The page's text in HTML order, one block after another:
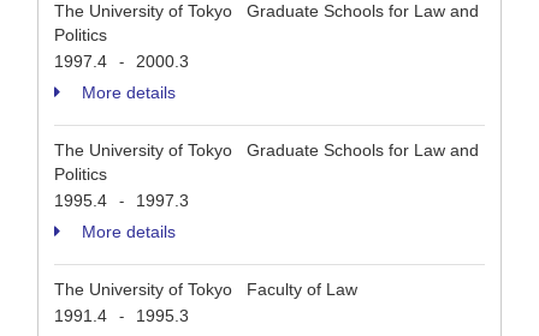
The University of Tokyo Graduate Schools for Law and
Politics
1997.4
-
2000.3
More details
The University of Tokyo Graduate Schools for Law and
Politics
1995.4
-
1997.3
More details
The University of Tokyo Faculty of Law
1991.4
-
1995.3